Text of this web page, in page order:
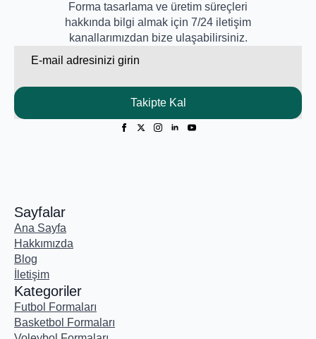
Forma tasarlama ve üretim süreçleri
hakkında bilgi almak için 7/24 iletişim
kanallarımızdan bize ulaşabilirsiniz.
Takipte Kal
Sayfalar
Ana Sayfa
Hakkımızda
Blog
İletişim
Kategoriler
Futbol Formaları
Basketbol Formaları